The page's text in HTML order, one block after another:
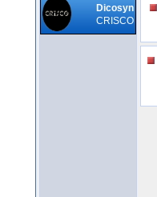
Dicosyn
CRISCO